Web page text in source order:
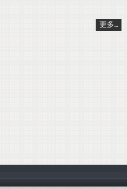
更多...